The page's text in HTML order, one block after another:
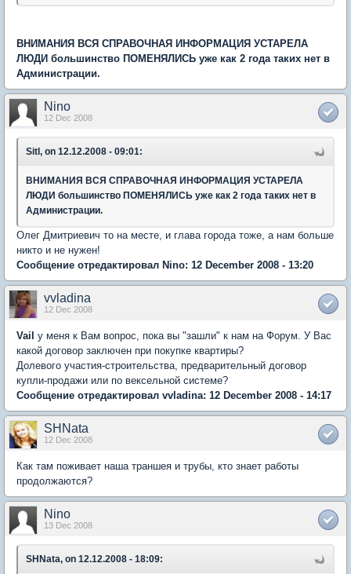
ВНИМАНИЯ ВСЯ СПРАВОЧНАЯ ИНФОРМАЦИЯ УСТАРЕЛА
ЛЮДИ большинство ПОМЕНЯЛИСЬ уже как 2 года таких нет в
Администрации.
Nino
12 Dec 2008
Sitl, on 12.12.2008 - 09:01:
ВНИМАНИЯ ВСЯ СПРАВОЧНАЯ ИНФОРМАЦИЯ УСТАРЕЛА
ЛЮДИ большинство ПОМЕНЯЛИСЬ уже как 2 года таких нет в
Администрации.
Олег Дмитриевич то на месте, и глава города тоже, а нам больше
никто и не нужен!
Сообщение отредактировал Nino: 12 December 2008 - 13:20
vvladina
12 Dec 2008
Vail у меня к Вам вопрос, пока вы "зашли" к нам на Форум. У Вас
какой договор заключен при покупке квартиры?
Долевого участия-строительства, предварительный договор
купли-продажи или по вексельной системе?
Сообщение отредактировал vvladina: 12 December 2008 - 14:17
SHNata
12 Dec 2008
Как там поживает наша траншея и трубы, кто знает работы
продолжаются?
Nino
13 Dec 2008
SHNata, on 12.12.2008 - 18:09: